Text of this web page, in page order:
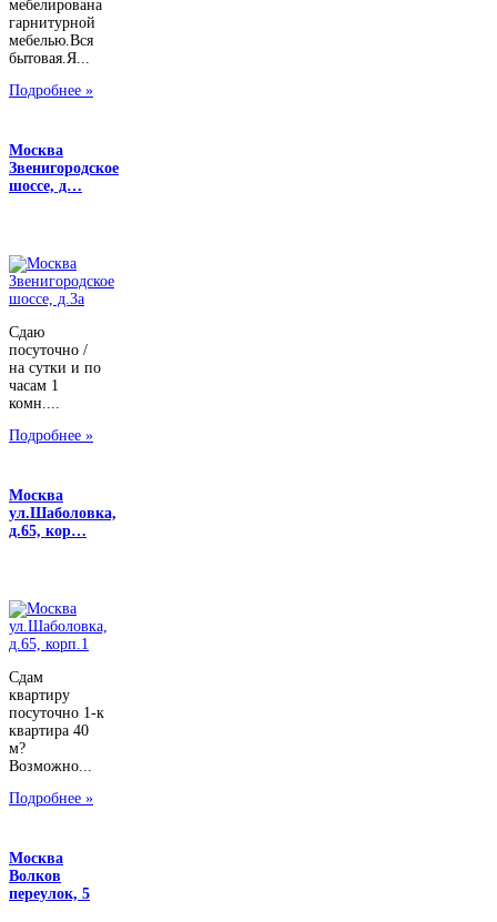
мебелирована
гарнитурной
мебелью.Вся
бытовая.Я...
Подробнее »
Москва
Звенигородское
шоссе, д…
Сдаю
посуточно /
на сутки и по
часам 1
комн....
Подробнее »
Москва
ул.Шаболовка,
д.65, кор…
Сдам
квартиру
посуточно 1-к
квартира 40
м?
Возможно...
Подробнее »
Москва
Волков
переулок, 5